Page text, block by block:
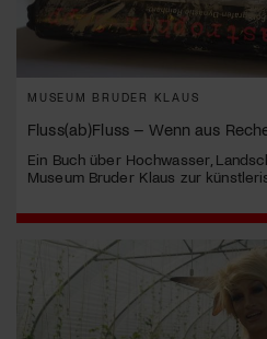
MUSEUM BRUDER KLAUS
Fluss(ab)Fluss – Wenn aus
Ein Buch über Hochwasser,
Museum Bruder Klaus zur